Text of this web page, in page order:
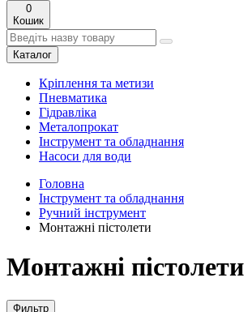
0
Кошик
Каталог
Кріплення та метизи
Пневматика
Гідравліка
Металопрокат
Інструмент та обладнання
Насоси для води
Головна
Інструмент та обладнання
Ручний інструмент
Монтажні пістолети
Монтажні пістолети
Фильтр